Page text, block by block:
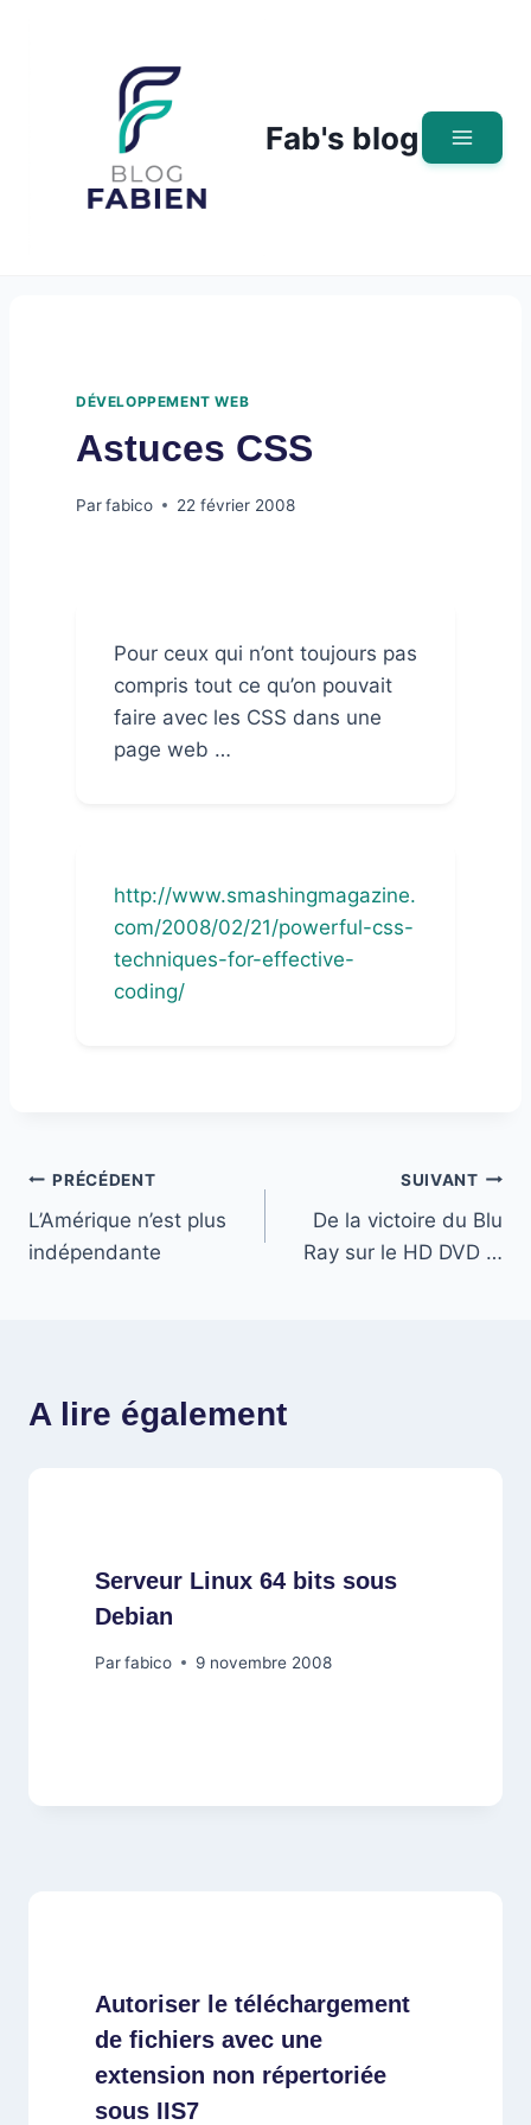
Fab's blog
DÉVELOPPEMENT WEB
Astuces CSS
Parfabico 22 février 2008
Pour ceux qui n’ont toujours pas
compris tout ce qu’on pouvait
faire avec les CSS dans une
page web …
http://www.smashingmagazine.
com/2008/02/21/powerful-css-
techniques-for-effective-
coding/
Navigation
de
PRÉCÉDENT
L’Amérique n’est plus
indépendante
SUIVANT
De la victoire du Blu
Ray sur le HD DVD …
A lire également
Serveur Linux 64 bits sous
Debian
Parfabico 9 novembre 2008
Autoriser le téléchargement
de fichiers avec une
extension non répertoriée
sous IIS7